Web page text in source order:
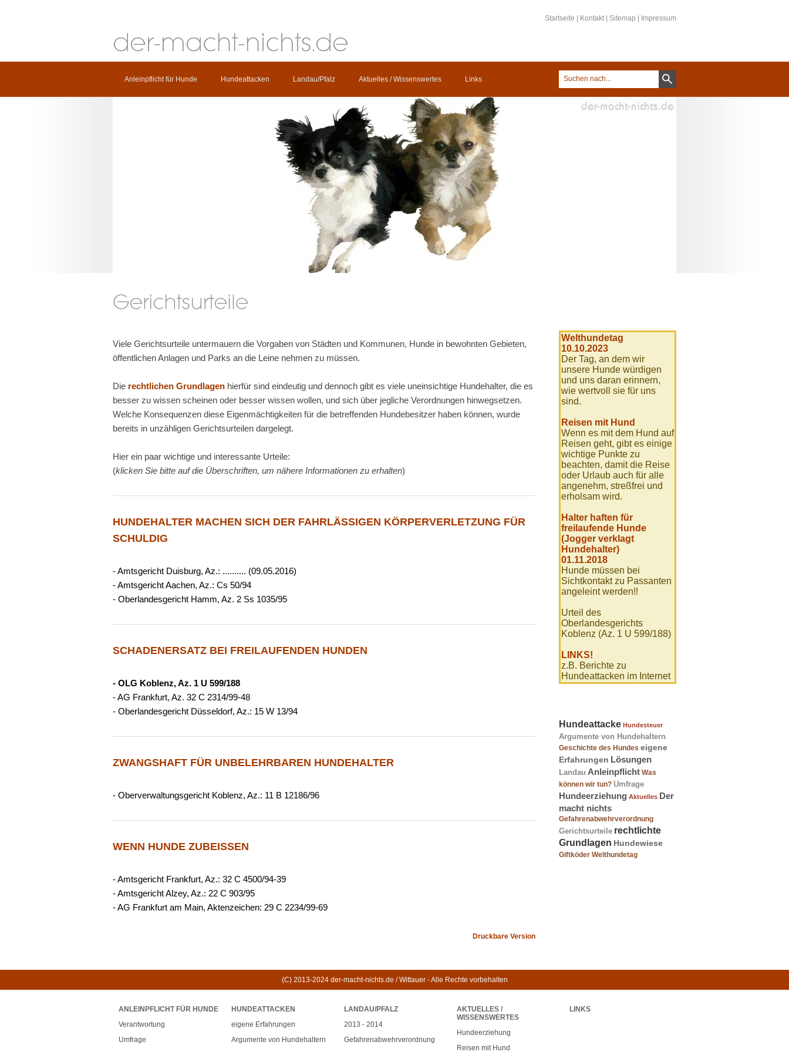
Startseite Kontakt Sitemap Impressum
Anleinpflicht für Hunde Hundeattacken Landau/Pfalz Aktuelles / Wissenswertes Links
Viele Gerichtsurteile untermauern die Vorgaben von Städten und Kommunen, Hunde in bewohnten Gebieten,
öffentlichen Anlagen und Parks an die Leine nehmen zu müssen.
Die rechtlichen Grundlagen hierfür sind eindeutig und dennoch gibt es viele uneinsichtige Hundehalter, die es
besser zu wissen scheinen oder besser wissen wollen, und sich über jegliche Verordnungen hinwegsetzen.
Welche Konsequenzen diese Eigenmächtigkeiten für die betreffenden Hundebesitzer haben können, wurde
bereits in unzähligen Gerichtsurteilen dargelegt.
Hier ein paar wichtige und interessante Urteile:
(klicken Sie bitte auf die Überschriften, um nähere Informationen zu erhalten)
HUNDEHALTER MACHEN SICH DER FAHRLÄSSIGEN KÖRPERVERLETZUNG FÜR
SCHULDIG
- Amtsgericht Duisburg, Az.: .......... (09.05.2016)
- Amtsgericht Aachen, Az.: Cs 50/94
- Oberlandesgericht Hamm, Az. 2 Ss 1035/95
SCHADENERSATZ BEI FREILAUFENDEN HUNDEN
- OLG Koblenz, Az. 1 U 599/188
- AG Frankfurt, Az. 32 C 2314/99-48
- Oberlandesgericht Düsseldorf, Az.: 15 W 13/94
ZWANGSHAFT FÜR UNBELEHRBAREN HUNDEHALTER
- Oberverwaltungsgericht Koblenz, Az.: 11 B 12186/96
WENN HUNDE ZUBEISSEN
- Amtsgericht Frankfurt, Az.: 32 C 4500/94-39
- Amtsgericht Alzey, Az.: 22 C 903/95
- AG Frankfurt am Main, Aktenzeichen: 29 C 2234/99-69
Druckbare Version
Welthundetag
10.10.2023
Der Tag, an dem wir
unsere Hunde würdigen
und uns daran erinnern,
wie wertvoll sie für uns
sind.
Reisen mit Hund
Wenn es mit dem Hund auf
Reisen geht, gibt es einige
wichtige Punkte zu
beachten, damit die Reise
oder Urlaub auch für alle
angenehm, streßfrei und
erholsam wird.
Halter haften für
freilaufende Hunde
(Jogger verklagt
Hundehalter)
01.11.2018
Hunde müssen bei
Sichtkontakt zu Passanten
angeleint werden!!
Urteil des
Oberlandesgerichts
Koblenz (Az. 1 U 599/188)
LINKS!
z.B. Berichte zu
Hundeattacken im Internet
Hundeattacke Hundesteuer
Argumente von Hundehaltern
Geschichte des Hundes eigene
Erfahrungen Lösungen
Landau Anleinpflicht Was
können wir tun? Umfrage
Hundeerziehung Aktuelles Der
macht nichts
Gefahrenabwehrverordnung
Gerichtsurteile rechtlichte
Grundlagen Hundewiese
Giftköder Welthundetag
(C) 2013-2024 der-macht-nichts.de / Wittauer - Alle Rechte vorbehalten
ANLEINPFLICHT FÜR HUNDE
Verantwortung
Umfrage
HUNDEATTACKEN
eigene Erfahrungen
Argumente von Hundehaltern
LANDAU/PFALZ
2013 - 2014
Gefahrenabwehrverordnung
AKTUELLES /
WISSENSWERTES
Hundeerziehung
Reisen mit Hund
LINKS